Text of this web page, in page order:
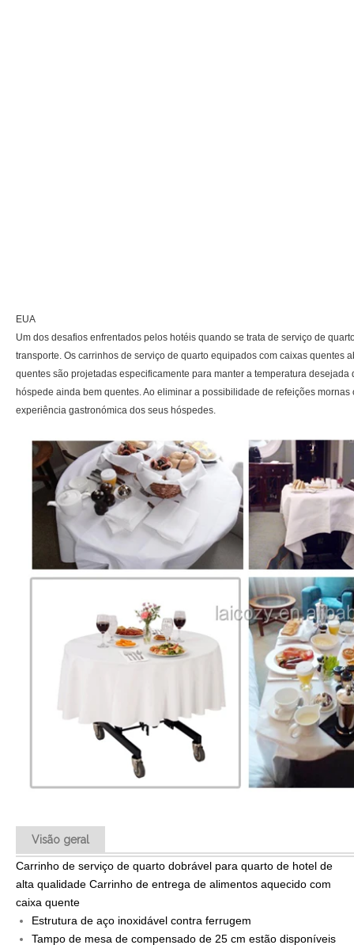
EUA
Um dos desafios enfrentados pelos hotéis quando se trata de serviço de
transporte. Os carrinhos de serviço de quarto equipados com caixas quentes
quentes são projetadas especificamente para manter a temperatura
hóspede ainda bem quentes. Ao eliminar a possibilidade de refeições
experiência gastronómica dos seus hóspedes.
Visão geral
Carrinho de serviço de quarto dobrável para quarto de hotel de
alta qualidade Carrinho de entrega de alimentos aquecido com
caixa quente
Estrutura de aço inoxidável contra ferrugem
Tampo de mesa de compensado de 25 cm estão disponíveis